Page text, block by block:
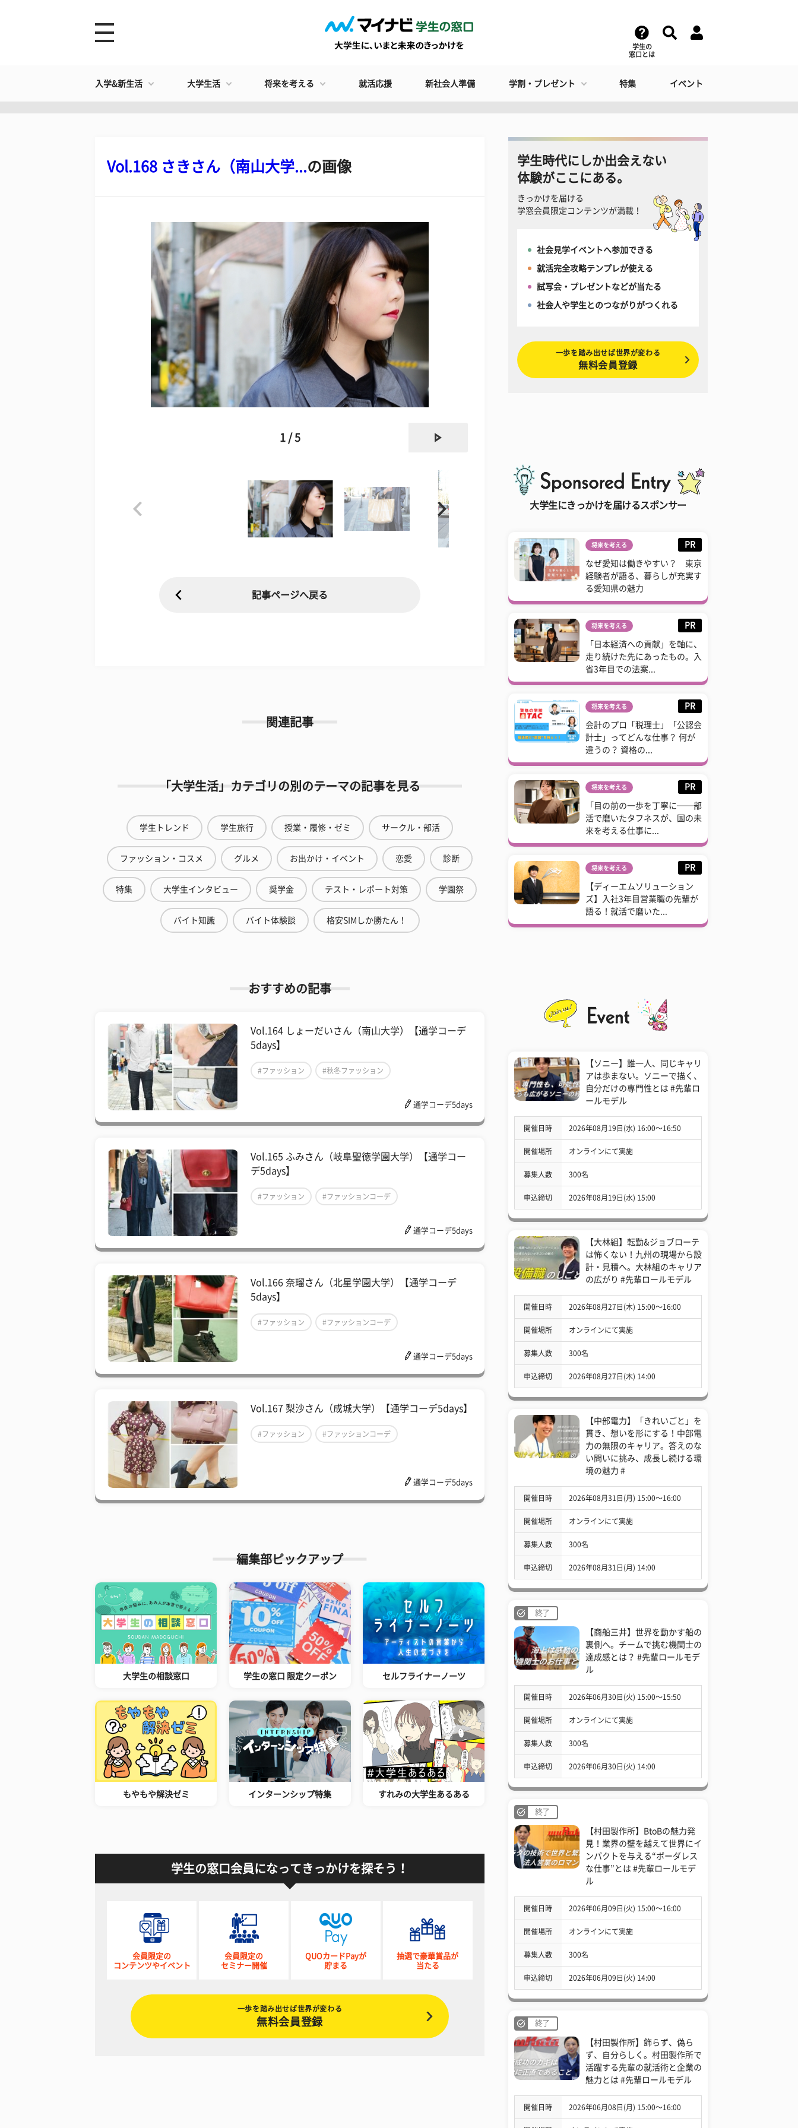
学生の
窓口とは
入学&新生活 大学生活 将来を考える 就活応援 新社会人準備 学割・プレゼント 特集 イベント
Vol.168 さきさん（南山大学...の画像
1 / 5
記事ページへ戻る
関連記事
「大学生活」カテゴリの別のテーマの記事を見る
学生トレンド 学生旅行 授業・履修・ゼミ サークル・部活
ファッション・コスメ グルメ お出かけ・イベント 恋愛 診断
特集 大学生インタビュー 奨学金 テスト・レポート対策 学園祭
バイト知識 バイト体験談 格安SIMしか勝たん！
おすすめの記事
Vol.164 しょーだいさん（南山大学）【通学コーデ
5days】
#ファッション #秋冬ファッション
通学コーデ5days
Vol.165 ふみさん（岐阜聖徳学園大学）【通学コー
デ5days】
#ファッション #ファッションコーデ
通学コーデ5days
Vol.166 奈瑠さん（北星学園大学）【通学コーデ
5days】
#ファッション #ファッションコーデ
通学コーデ5days
Vol.167 梨沙さん（成城大学）【通学コーデ5days】
#ファッション #ファッションコーデ
通学コーデ5days
編集部ピックアップ
大学生の相談窓口 学生の窓口 限定クーポン セルフライナーノーツ
もやもや解決ゼミ インターンシップ特集 すれみの大学生あるある
学生の窓口会員になってきっかけを探そう！
会員限定の
コンテンツやイベント
会員限定の
セミナー開催
QUOカードPayが
貯まる
抽選で豪華賞品が
当たる
一歩を踏み出せば世界が変わる
無料会員登録
学生時代にしか出会えない
体験がここにある。
きっかけを届ける
学窓会員限定コンテンツが満載！
社会見学イベントへ参加できる
就活完全攻略テンプレが使える
試写会・プレゼントなどが当たる
社会人や学生とのつながりがつくれる
一歩を踏み出せば世界が変わる
無料会員登録
大学生にきっかけを届けるスポンサー
将来を考える PR
なぜ愛知は働きやすい？ 東京
経験者が語る、暮らしが充実す
る愛知県の魅力
将来を考える PR
「日本経済への貢献」を軸に、
走り続けた先にあったもの。入
省3年目での法案...
将来を考える PR
会計のプロ「税理士」「公認会
計士」ってどんな仕事？ 何が
違うの？ 資格の...
将来を考える PR
「目の前の一歩を丁寧に──部
活で磨いたタフネスが、国の未
来を考える仕事に...
将来を考える PR
【ディーエムソリューション
ズ】入社3年目営業職の先輩が
語る！就活で磨いた...
【ソニー】誰一人、同じキャリ
アは歩まない。ソニーで描く、
自分だけの専門性とは #先輩ロ
ールモデル
開催日時 2026年08月19日(水) 16:00〜16:50
開催場所 オンラインにて実施
募集人数 300名
申込締切 2026年08月19日(水) 15:00
【大林組】転勤&ジョブローテ
は怖くない！九州の現場から設
計・見積へ。大林組のキャリア
の広がり #先輩ロールモデル
開催日時 2026年08月27日(木) 15:00〜16:00
開催場所 オンラインにて実施
募集人数 300名
申込締切 2026年08月27日(木) 14:00
【中部電力】「きれいごと」を
貫き、想いを形にする！中部電
力の無限のキャリア。答えのな
い問いに挑み、成長し続ける環
境の魅力 #
開催日時 2026年08月31日(月) 15:00〜16:00
開催場所 オンラインにて実施
募集人数 300名
申込締切 2026年08月31日(月) 14:00
終了
【商船三井】世界を動かす船の
裏側へ。チームで挑む機関士の
達成感とは？ #先輩ロールモデ
ル
開催日時 2026年06月30日(火) 15:00〜15:50
開催場所 オンラインにて実施
募集人数 300名
申込締切 2026年06月30日(火) 14:00
終了
【村田製作所】BtoBの魅力発
見！業界の壁を越えて世界にイ
ンパクトを与える“ボーダレス
な仕事”とは #先輩ロールモデ
ル
開催日時 2026年06月09日(火) 15:00〜16:00
開催場所 オンラインにて実施
募集人数 300名
申込締切 2026年06月09日(火) 14:00
終了
【村田製作所】飾らず、偽ら
ず、自分らしく。村田製作所で
活躍する先輩の就活術と企業の
魅力とは #先輩ロールモデル
開催日時 2026年06月08日(月) 15:00〜16:00